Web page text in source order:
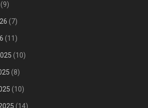
(9)
(7)
(11)
(10)
(8)
(10)
(14)